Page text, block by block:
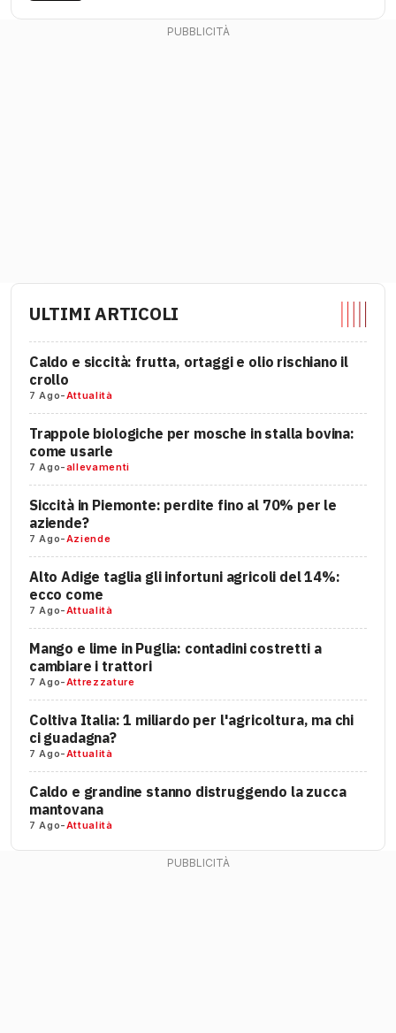
ULTIMI ARTICOLI
Caldo e siccità: frutta, ortaggi e olio rischiano il
crollo
7 Ago-Attualità
Trappole biologiche per mosche in stalla bovina:
come usarle
7 Ago-allevamenti
Siccità in Piemonte: perdite fino al 70% per le
aziende?
7 Ago-Aziende
Alto Adige taglia gli infortuni agricoli del 14%:
ecco come
7 Ago-Attualità
Mango e lime in Puglia: contadini costretti a
cambiare i trattori
7 Ago-Attrezzature
Coltiva Italia: 1 miliardo per l'agricoltura, ma chi
ci guadagna?
7 Ago-Attualità
Caldo e grandine stanno distruggendo la zucca
mantovana
7 Ago-Attualità